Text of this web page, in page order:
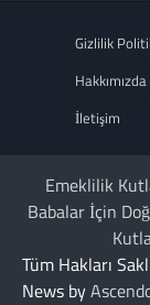
Gizlilik
Hakkımızda
İletişim
Emeklilik
Babalar İçin
Tüm Hakları
News by